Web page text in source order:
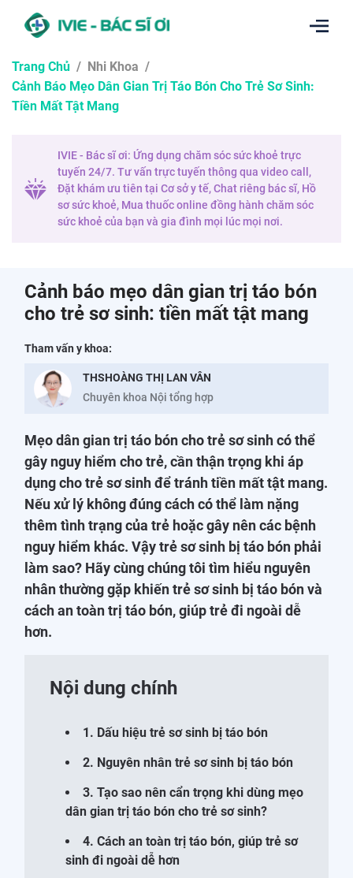
Trang Chủ / Nhi Khoa /
Cảnh Báo Mẹo Dân Gian Trị Táo Bón Cho Trẻ Sơ Sinh:
Tiền Mất Tật Mang
IVIE - Bác sĩ ơi: Ứng dụng chăm sóc sức khoẻ trực
tuyến 24/7. Tư vấn trực tuyến thông qua video call,
Đặt khám ưu tiên tại Cơ sở y tế, Chat riêng bác sĩ, Hồ
sơ sức khoẻ, Mua thuốc online đồng hành chăm sóc
sức khoẻ của bạn và gia đình mọi lúc mọi nơi.
Cảnh báo mẹo dân gian trị táo bón
cho trẻ sơ sinh: tiền mất tật mang
Tham vấn y khoa:
THSHOÀNG THỊ LAN VÂN
Chuyên khoa Nội tổng hợp
Mẹo dân gian trị táo bón cho trẻ sơ sinh có thể
gây nguy hiểm cho trẻ, cần thận trọng khi áp
dụng cho trẻ sơ sinh để tránh tiền mất tật mang.
Nếu xử lý không đúng cách có thể làm nặng
thêm tình trạng của trẻ hoặc gây nên các bệnh
nguy hiểm khác. Vậy trẻ sơ sinh bị táo bón phải
làm sao? Hãy cùng chúng tôi tìm hiểu nguyên
nhân thường gặp khiến trẻ sơ sinh bị táo bón và
cách an toàn trị táo bón, giúp trẻ đi ngoài dễ
hơn.
Nội dung chính
1. Dấu hiệu trẻ sơ sinh bị táo bón
2. Nguyên nhân trẻ sơ sinh bị táo bón
3. Tạo sao nên cẩn trọng khi dùng mẹo
dân gian trị táo bón cho trẻ sơ sinh?
4. Cách an toàn trị táo bón, giúp trẻ sơ
sinh đi ngoài dễ hơn